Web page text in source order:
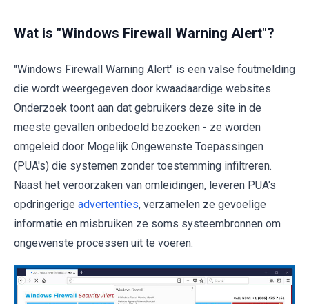
Wat is "Windows Firewall Warning Alert"?
"Windows Firewall Warning Alert" is een valse foutmelding
die wordt weergegeven door kwaadaardige websites.
Onderzoek toont aan dat gebruikers deze site in de
meeste gevallen onbedoeld bezoeken - ze worden
omgeleid door Mogelijk Ongewenste Toepassingen
(PUA's) die systemen zonder toestemming infiltreren.
Naast het veroorzaken van omleidingen, leveren PUA's
opdringerige advertenties, verzamelen ze gevoelige
informatie en misbruiken ze soms systeembronnen om
ongewenste processen uit te voeren.